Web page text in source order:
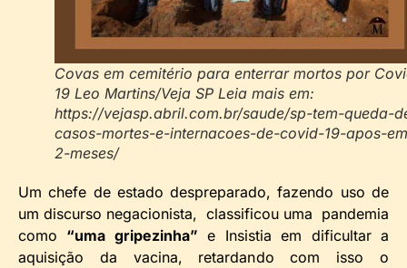
Covas em cemitério para enterrar mortos por
19 Leo Martins/Veja SP Leia mais em:
https://vejasp.abril.com.br/saude/sp-tem-queda-
casos-mortes-e-internacoes-de-covid-19-apos-
2-meses/
Um chefe de estado despreparado, fazendo uso de
um discurso negacionista, classificou uma pandemia
como “uma gripezinha” e Insistia em dificultar a
aquisição da vacina, retardando com isso o